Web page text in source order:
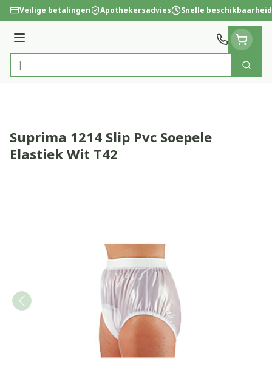
Ga naar de inhoud
Veilige betalingen Apothekersadvies Snelle beschikbaarheid
Menu
Product, merk, categorie...
Zoek
Suprima 1214 Slip Pvc Soepele
Elastiek Wit T42